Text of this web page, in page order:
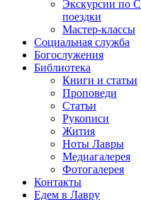
Экскурсии по
поездки
Мастер-классы
Социальная служба
Богослужения
Библиотека
Книги и статьи
Проповеди
Статьи
Рукописи
Жития
Ноты Лавры
Медиагалерея
Фотогалерея
Контакты
Едем в Лавру